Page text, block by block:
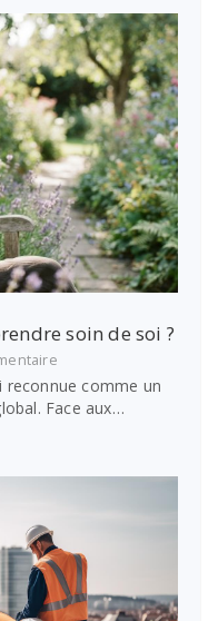
Les
meilleures
idées
de
voyage
soin de soi ?
sur
mentale
:
soin
reconnue comme un
Face aux…